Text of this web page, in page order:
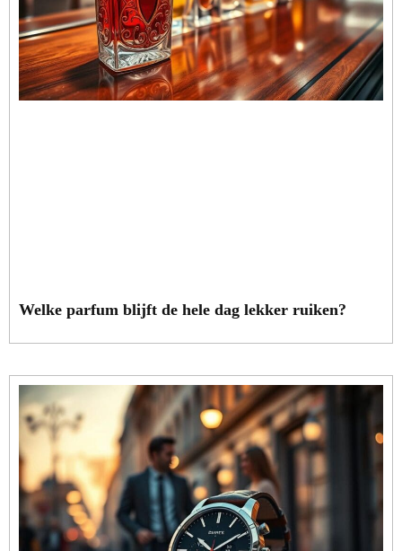
Welke parfum blijft de hele dag lekker ruiken?